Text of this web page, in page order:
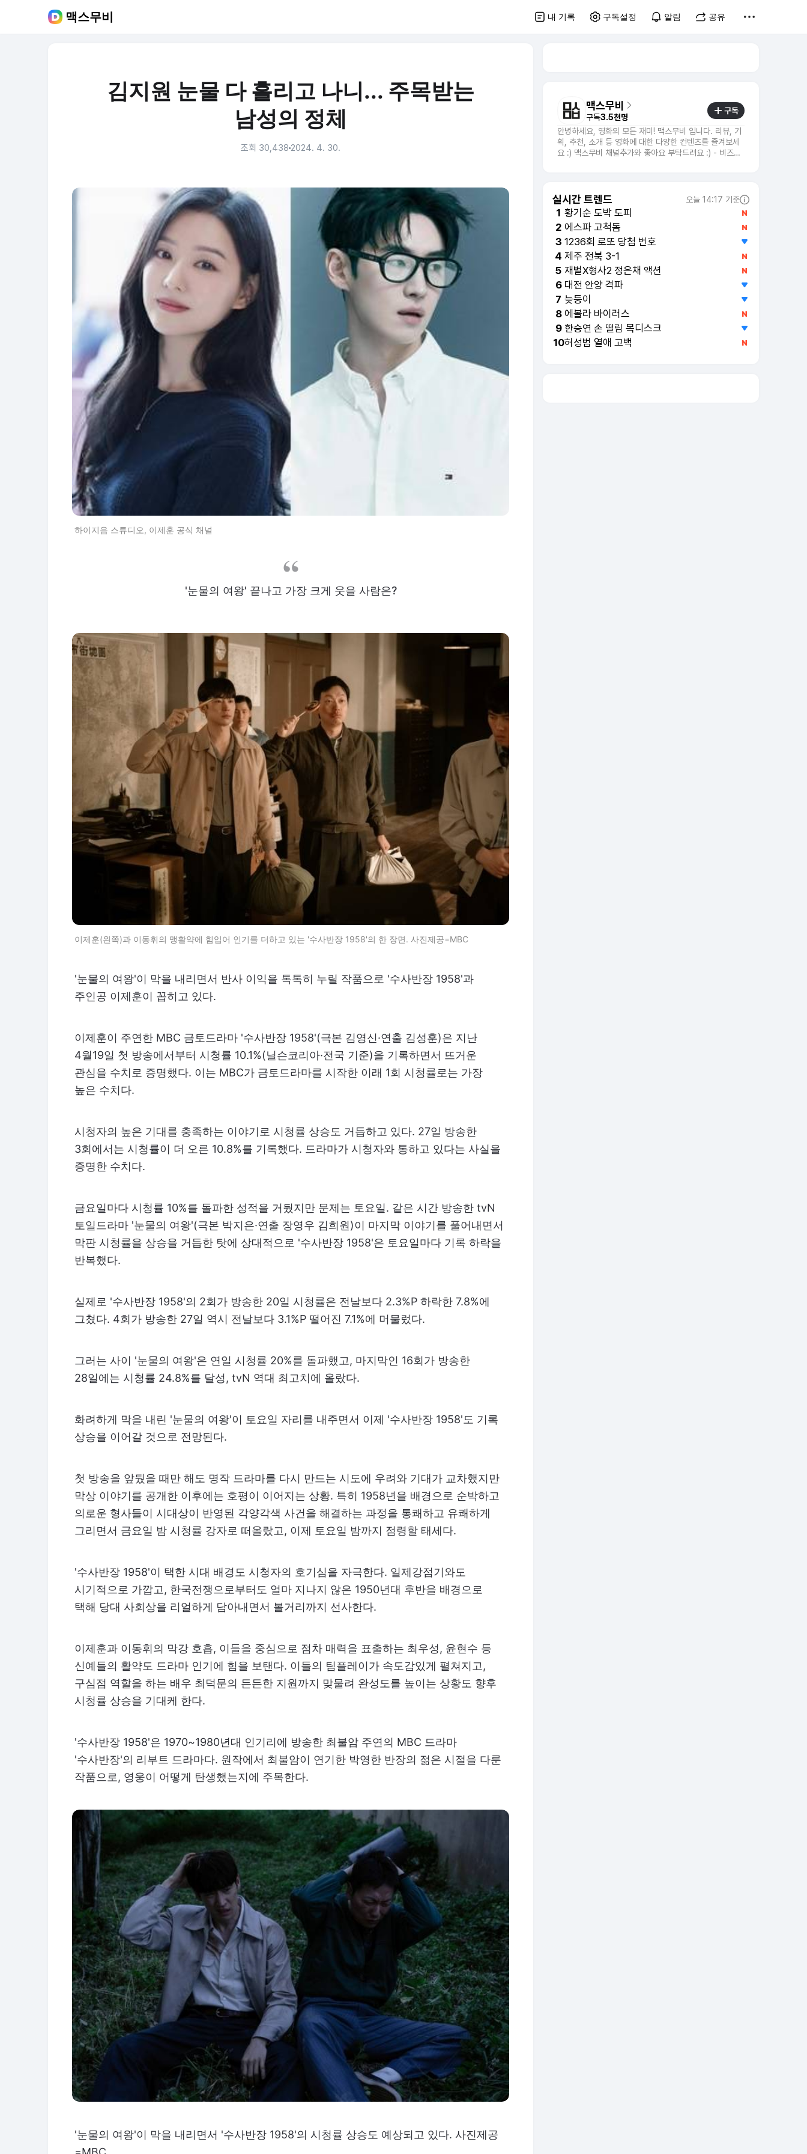
맥스무비 내 기록 구독설정 알림 공유
김지원 눈물 다 흘리고 나니... 주목받는
남성의 정체
조회 30,438 2024. 4. 30.
하이지음 스튜디오, 이제훈 공식 채널
'눈물의 여왕' 끝나고 가장 크게 웃을 사람은?
이제훈(왼쪽)과 이동휘의 맹활약에 힘입어 인기를 더하고 있는 '수사반장 1958'의 한 장면. 사진제공=MBC
'눈물의 여왕'이 막을 내리면서 반사 이익을 톡톡히 누릴 작품으로 '수사반장 1958'과
주인공 이제훈이 꼽히고 있다.
이제훈이 주연한 MBC 금토드라마 '수사반장 1958'(극본 김영신·연출 김성훈)은 지난
4월19일 첫 방송에서부터 시청률 10.1%(닐슨코리아·전국 기준)을 기록하면서 뜨거운
관심을 수치로 증명했다. 이는 MBC가 금토드라마를 시작한 이래 1회 시청률로는 가장
높은 수치다.
시청자의 높은 기대를 충족하는 이야기로 시청률 상승도 거듭하고 있다. 27일 방송한
3회에서는 시청률이 더 오른 10.8%를 기록했다. 드라마가 시청자와 통하고 있다는 사실을
증명한 수치다.
금요일마다 시청률 10%를 돌파한 성적을 거뒀지만 문제는 토요일. 같은 시간 방송한 tvN
토일드라마 '눈물의 여왕'(극본 박지은·연출 장영우 김희원)이 마지막 이야기를 풀어내면서
막판 시청률을 상승을 거듭한 탓에 상대적으로 '수사반장 1958'은 토요일마다 기록 하락을
반복했다.
실제로 '수사반장 1958'의 2회가 방송한 20일 시청률은 전날보다 2.3%P 하락한 7.8%에
그쳤다. 4회가 방송한 27일 역시 전날보다 3.1%P 떨어진 7.1%에 머물렀다.
그러는 사이 '눈물의 여왕'은 연일 시청률 20%를 돌파했고, 마지막인 16회가 방송한
28일에는 시청률 24.8%를 달성, tvN 역대 최고치에 올랐다.
화려하게 막을 내린 '눈물의 여왕'이 토요일 자리를 내주면서 이제 '수사반장 1958'도 기록
상승을 이어갈 것으로 전망된다.
첫 방송을 앞뒀을 때만 해도 명작 드라마를 다시 만드는 시도에 우려와 기대가 교차했지만
막상 이야기를 공개한 이후에는 호평이 이어지는 상황. 특히 1958년을 배경으로 순박하고
의로운 형사들이 시대상이 반영된 각양각색 사건을 해결하는 과정을 통쾌하고 유쾌하게
그리면서 금요일 밤 시청률 강자로 떠올랐고, 이제 토요일 밤까지 점령할 태세다.
'수사반장 1958'이 택한 시대 배경도 시청자의 호기심을 자극한다. 일제강점기와도
시기적으로 가깝고, 한국전쟁으로부터도 얼마 지나지 않은 1950년대 후반을 배경으로
택해 당대 사회상을 리얼하게 담아내면서 볼거리까지 선사한다.
이제훈과 이동휘의 막강 호흡, 이들을 중심으로 점차 매력을 표출하는 최우성, 윤현수 등
신예들의 활약도 드라마 인기에 힘을 보탠다. 이들의 팀플레이가 속도감있게 펼쳐지고,
구심점 역할을 하는 배우 최덕문의 든든한 지원까지 맞물려 완성도를 높이는 상황도 향후
시청률 상승을 기대케 한다.
'수사반장 1958'은 1970~1980년대 인기리에 방송한 최불암 주연의 MBC 드라마
'수사반장'의 리부트 드라마다. 원작에서 최불암이 연기한 박영한 반장의 젊은 시절을 다룬
작품으로, 영웅이 어떻게 탄생했는지에 주목한다.
'눈물의 여왕'이 막을 내리면서 '수사반장 1958'의 시청률 상승도 예상되고 있다. 사진제공
맥스무비
구독3.5천명
구독
안녕하세요, 영화의 모든 재미! 맥스무비 입니다. 리뷰, 기
획, 추천, 소개 등 영화에 대한 다양한 컨텐츠를 즐겨보세
요 :) 맥스무비 채널추가와 좋아요 부탁드려요 :) - 비즈니
실시간 트렌드 오늘 14:17 기준
1 황기순 도박 도피
2 에스파 고척돔
4 제주 전북 3-1
5 재벌X형사2 정은채 액션
6 대전 안양 격파
7 늦둥이
8 에볼라 바이러스
9 한승연 손 떨림 목디스크
10허성범 열애 고백